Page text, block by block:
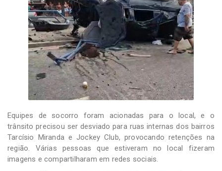
Equipes de socorro foram acionadas para o local, e o
trânsito precisou ser desviado para ruas internas dos bairros
Tarcísio Miranda e Jockey Club, provocando retenções na
região. Várias pessoas que estiveram no local fizeram
imagens e compartilharam em redes sociais.